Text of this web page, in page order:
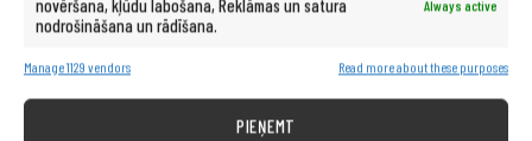
novēršana, kļūdu labošana, Reklāmas un satura
nodrošināšana un rādīšana.
Always active
Manage 1129 vendors Read more about these purposes
PIEŅEMT